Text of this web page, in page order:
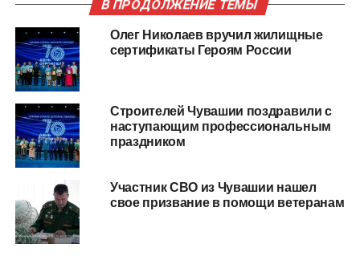
В ПРОДОЛЖЕНИЕ ТЕМЫ
Олег Николаев вручил жилищные
сертификаты Героям России
Строителей Чувашии поздравили с
наступающим профессиональным
праздником
Участник СВО из Чувашии нашел
свое призвание в помощи ветеранам